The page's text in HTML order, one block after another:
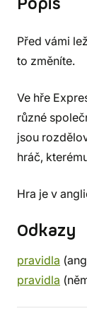
Před vámi
to změníte.
Ve hře
různé
jsou
hráč,
Hra je v
Odkazy
pravidla
pravidla